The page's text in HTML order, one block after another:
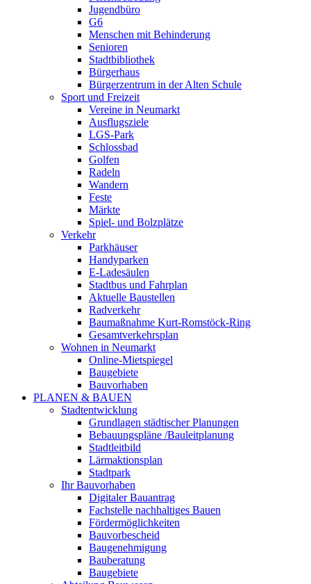
Jugendbüro
G6
Menschen mit Behinderung
Senioren
Stadtbibliothek
Bürgerhaus
Bürgerzentrum in der Alten Schule
Sport und Freizeit
Vereine in Neumarkt
Ausflugsziele
LGS-Park
Schlossbad
Golfen
Radeln
Wandern
Feste
Märkte
Spiel- und Bolzplätze
Verkehr
Parkhäuser
Handyparken
E-Ladesäulen
Stadtbus und Fahrplan
Aktuelle Baustellen
Radverkehr
Baumaßnahme Kurt-Romstöck-Ring
Gesamtverkehrsplan
Wohnen in Neumarkt
Online-Mietspiegel
Baugebiete
Bauvorhaben
PLANEN & BAUEN
Stadtentwicklung
Grundlagen städtischer Planungen
Bebauungspläne /Bauleitplanung
Stadtleitbild
Lärmaktionsplan
Stadtpark
Ihr Bauvorhaben
Digitaler Bauantrag
Fachstelle nachhaltiges Bauen
Fördermöglichkeiten
Bauvorbescheid
Baugenehmigung
Bauberatung
Baugebiete